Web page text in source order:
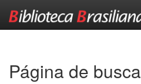
Página de busca